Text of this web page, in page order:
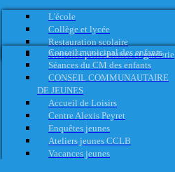
L'école
Collège et lycée
Restauration scolaire
Activités périscolaires et garderie
Conseil municipal des enfants
Séances du CM des enfants
CONSEIL COMMUNAUTAIRE
DE JEUNES
Accueil de Loisirs
Centre Alexis Peyret
Enquêtes jeunes
Ateliers jeunes CCLB
Vacances jeunes